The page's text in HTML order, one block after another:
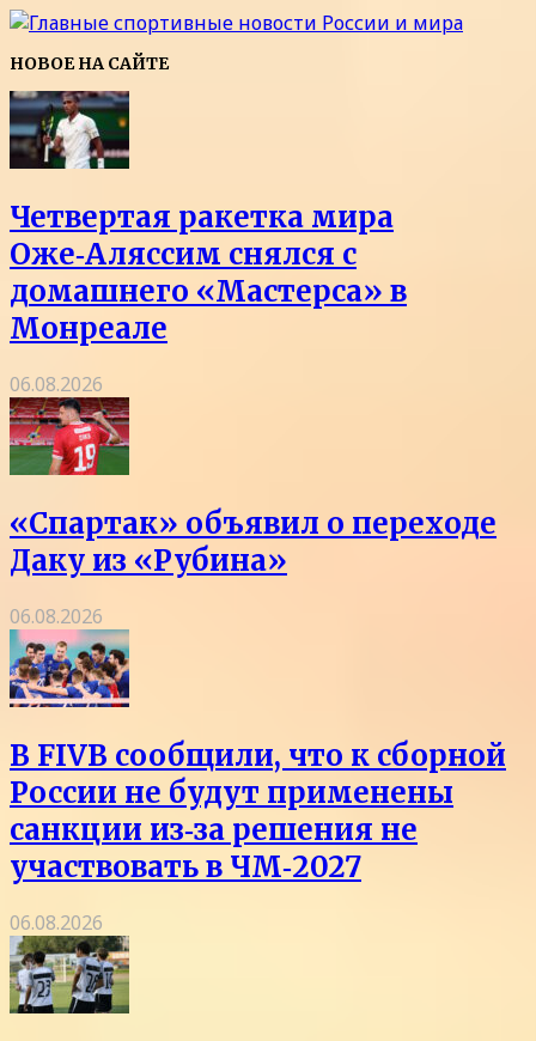
НОВОЕ НА САЙТЕ
Четвертая ракетка мира
Оже‑Аляссим снялся с
домашнего «Мастерса» в
Монреале
06.08.2026
«Спартак» объявил о переходе
Даку из «Рубина»
06.08.2026
В FIVB сообщили, что к сборной
России не будут применены
санкции из‑за решения не
участвовать в ЧМ‑2027
06.08.2026